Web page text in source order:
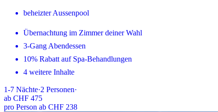
beheizter Aussenpool
Übernachtung im Zimmer deiner Wahl
3-Gang Abendessen
10% Rabatt auf Spa-Behandlungen
4 weitere Inhalte
1-7 Nächte·2 Personen·
ab CHF 475
pro Person ab CHF 238